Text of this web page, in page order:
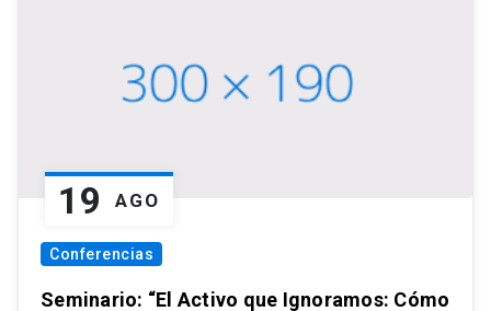
19 AGO
Conferencias
Seminario: “El Activo que Ignoramos: Cómo